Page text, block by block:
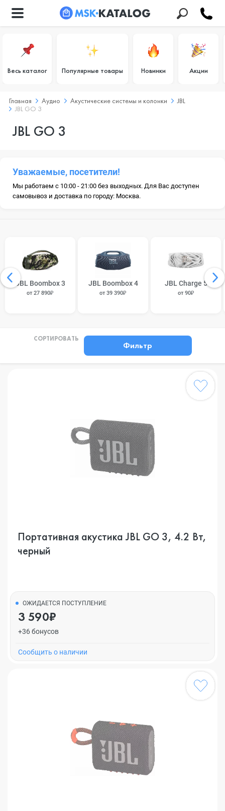
Весь каталог Популярные товары Новинки Акции
Главная Аудио Акустические системы и колонки
JBL
JBL GO 3
JBL GO 3
Уважаемые, посетители!
Мы работаем с 10:00 - 21:00 без выходных. Для Вас доступен
самовывоз и доставка по городу: Москва.
JBL Boombox 3
от 27 890₽
JBL Boombox 4
от 39 390₽
JBL Charge 5
от 90₽
СОРТИРОВАТЬ
Фильтр
Портативная акустика JBL GO 3, 4.2 Вт,
черный
ОЖИДАЕТСЯ ПОСТУПЛЕНИЕ
3 590₽
+36 бонусов
Cообщить о наличии